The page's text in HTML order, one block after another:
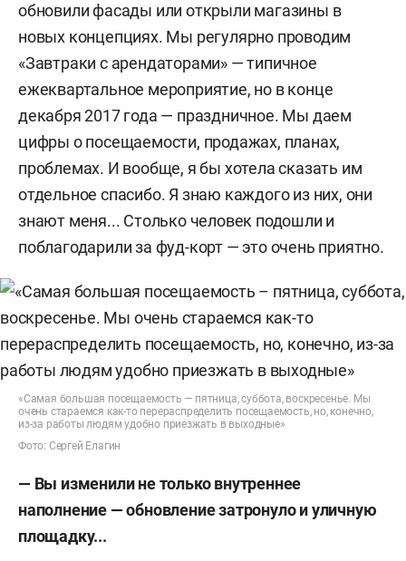
обновили фасады или открыли магазины в
новых концепциях. Мы регулярно проводим
«Завтраки с арендаторами» — типичное
ежеквартальное мероприятие, но в конце
декабря 2017 года — праздничное. Мы даем
цифры о посещаемости, продажах, планах,
проблемах. И вообще, я бы хотела сказать им
отдельное спасибо. Я знаю каждого из них, они
знают меня... Столько человек подошли и
поблагодарили за фуд-корт — это очень приятно.
«Самая большая посещаемость — пятница, суббота, воскресенье. Мы
очень стараемся как-то перераспределить посещаемость, но, конечно,
из-за работы людям удобно приезжать в выходные»
Фото: Сергей Елагин
— Вы изменили не только внутреннее
наполнение — обновление затронуло и уличную
площадку...